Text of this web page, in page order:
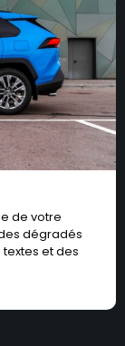
de votre
dégradés
et des